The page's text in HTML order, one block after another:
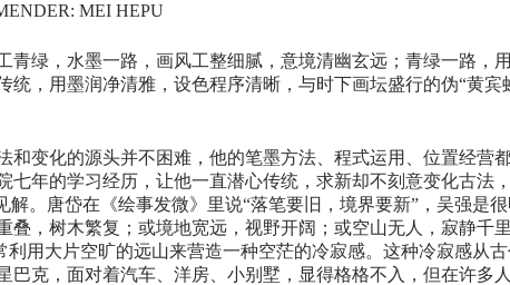
MEI HEPU
青绿，水墨一路，画风工整细腻，意境清幽玄远；青绿一路，
统，用墨润净清雅，设色程序清晰，与时下画坛盛行的伪“黄
和变化的源头并不困难，他的笔墨方法、程式运用、位置经
七年的学习经历，让他一直潜心传统，求新却不刻意变化古法
解。唐岱在《绘事发微》里说“落笔要旧，境界要新”，吴强是
叠，树木繁复；或境地宽远，视野开阔；或空山无人，寂静千
利用大片空旷的远山来营造一种空茫的冷寂感。这种冷寂感从
巴克，面对着汽车、洋房、小别墅，显得格格不入，但在许